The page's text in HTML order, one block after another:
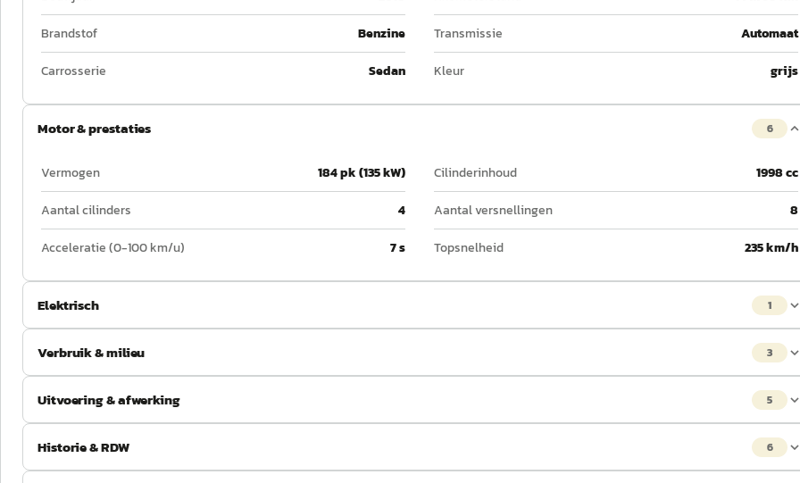
Brandstof
Benzine Transmissie
Automaat
Carrosserie
Sedan Kleur grijs
Motor & prestaties 6
Vermogen 184 pk (135 kW) Cilinderinhoud
1998 cc
Aantal cilinders
4 Aantal versnellingen
8
Acceleratie (0-100 km/u)
7 s Topsnelheid 235 km/h
Elektrisch 1
Verbruik & milieu 3
Uitvoering & afwerking 5
Historie & RDW 6